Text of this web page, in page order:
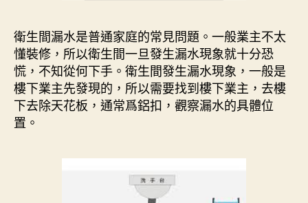
衛生間漏水是普通家庭的常見問題。一般業主不太
懂裝修，所以衛生間一旦發生漏水現象就十分恐
慌，不知從何下手。衛生間發生漏水現象，一般是
樓下業主先發現的，所以需要找到樓下業主，去樓
下去除天花板，通常爲鋁扣，觀察漏水的具體位
置。